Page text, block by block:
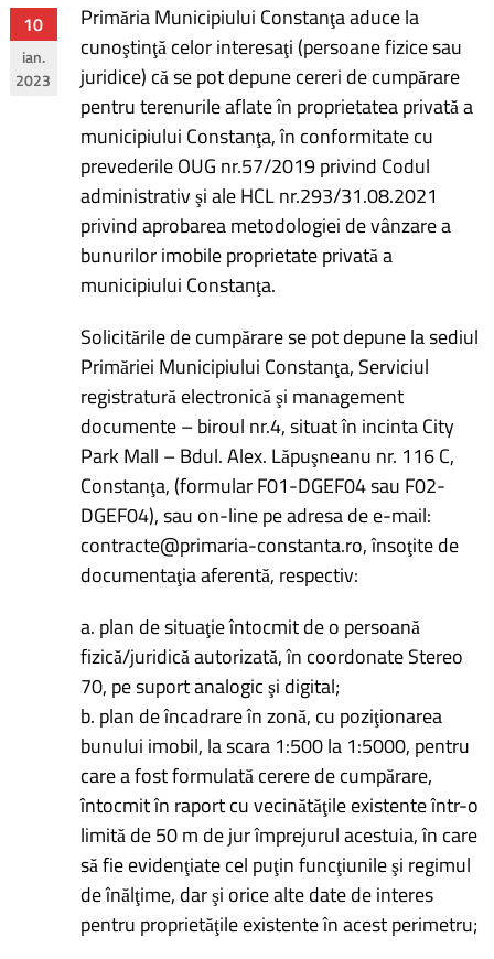
10
ian.
2023
Primăria Municipiului Constanţa aduce la
cunoştinţă celor interesaţi (persoane fizice sau
juridice) că se pot depune cereri de cumpărare
pentru terenurile aflate în proprietatea privată a
municipiului Constanţa, în conformitate cu
prevederile OUG nr.57/2019 privind Codul
administrativ şi ale HCL nr.293/31.08.2021
privind aprobarea metodologiei de vânzare a
bunurilor imobile proprietate privată a
municipiului Constanţa.
Solicitările de cumpărare se pot depune la sediul
Primăriei Municipiului Constanţa, Serviciul
registratură electronică şi management
documente – biroul nr.4, situat în incinta City
Park Mall – Bdul. Alex. Lăpuşneanu nr. 116 C,
Constanţa, (formular F01-DGEF04 sau F02-
DGEF04), sau on-line pe adresa de e-mail:
contracte@primaria-constanta.ro, însoţite de
documentaţia aferentă, respectiv:
a. plan de situaţie întocmit de o persoană
fizică/juridică autorizată, în coordonate Stereo
70, pe suport analogic şi digital;
b. plan de încadrare în zonă, cu poziţionarea
bunului imobil, la scara 1:500 la 1:5000, pentru
care a fost formulată cerere de cumpărare,
întocmit în raport cu vecinătăţile existente într-o
limită de 50 m de jur împrejurul acestuia, în care
să fie evidenţiate cel puţin funcţiunile şi regimul
de înălţime, dar şi orice alte date de interes
pentru proprietăţile existente în acest perimetru;
Navigare
în
articole